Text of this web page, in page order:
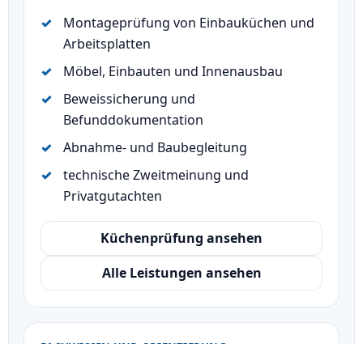
Montageprüfung von Einbauküchen und
Arbeitsplatten
Möbel, Einbauten und Innenausbau
Beweissicherung und
Befunddokumentation
Abnahme- und Baubegleitung
technische Zweitmeinung und
Privatgutachten
Küchenprüfung ansehen
Alle Leistungen ansehen